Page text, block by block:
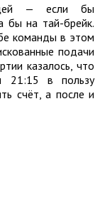
— если бы
бы на тай-брейк.
команды в этом
подачи
казалось, что
21:15 в пользу
счёт, а после и